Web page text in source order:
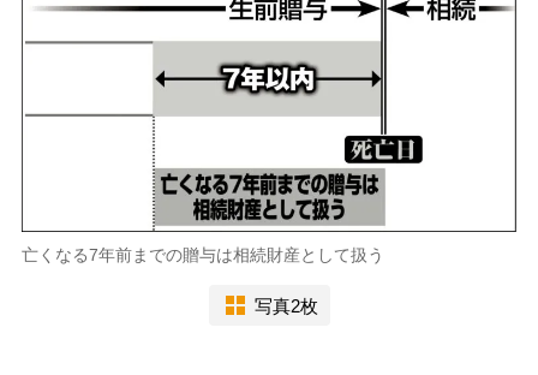
亡くなる7年前までの贈与は相続財産として扱う
写真2枚